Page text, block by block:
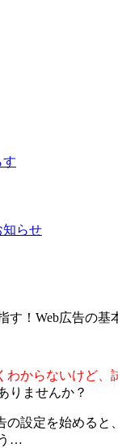
す
知らせ
す！Web広告の基
わからないけど、
りませんか？
の設定を始めると
…